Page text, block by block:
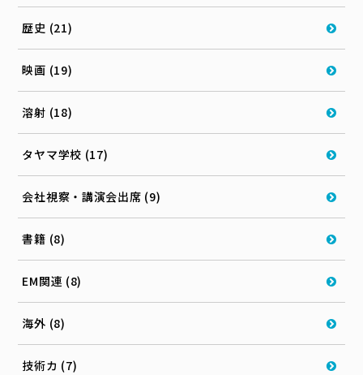
歴史 (21)
映画 (19)
溶射 (18)
タヤマ学校 (17)
会社視察・講演会出席 (9)
書籍 (8)
EM関連 (8)
海外 (8)
技術カ (7)